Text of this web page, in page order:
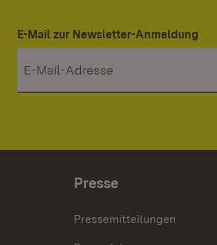
E-Mail zur Newsletter-Anmeldung
Presse
Pressemitteilungen